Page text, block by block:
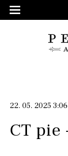
22. 05. 2025
CT pie